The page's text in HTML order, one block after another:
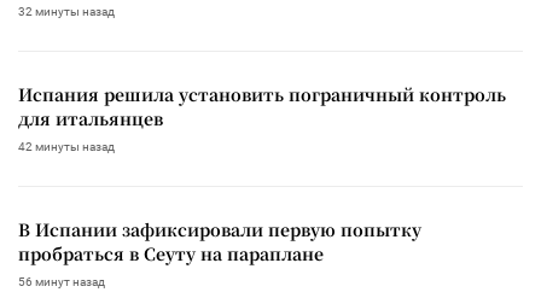
32 минуты назад
Испания решила установить пограничный контроль
для итальянцев
42 минуты назад
В Испании зафиксировали первую попытку
пробраться в Сеуту на параплане
56 минут назад